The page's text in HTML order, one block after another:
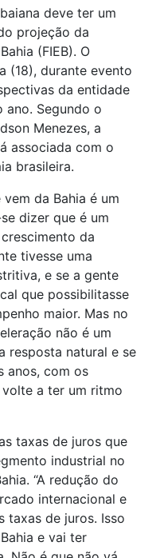
deve ter um
projeção da
(FIEB). O
(18), durante evento
da entidade
ano. Segundo o
Menezes, a
associada com o
brasileira.
da Bahia é um
dizer que é um
da
tivesse uma
e se a gente
que possibilitasse
maior. Mas no
não é um
resposta natural e se
anos, com os
a ter um ritmo
taxas de juros que
industrial no
“A redução do
internacional e
taxas de juros. Isso
e vai ter